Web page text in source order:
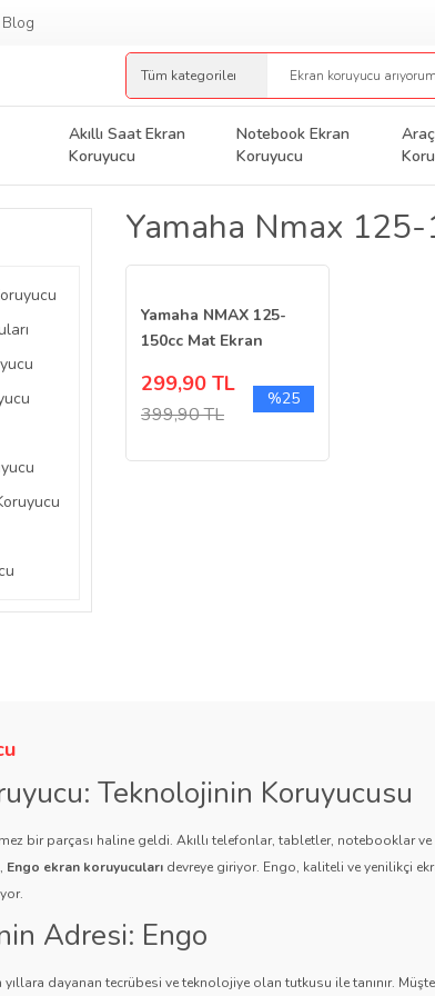
Blog
Akıllı Saat Ekran
Koruyucu
Notebook Ekran
Koruyucu
Yamaha Nmax
Yamaha NMAX 125-
150cc Mat Ekran
Gösterge
299,90 TL
399,90 TL
%25
Teknolojinin Koruyucusu
bir parçası haline geldi. Akıllı telefonlar, tabletler,
Engo ekran koruyucuları devreye giriyor. Engo, kaliteli ve yenilikçi
Adresi: Engo
yıllara dayanan tecrübesi ve teknolojiye olan tutkusu ile tanınır.